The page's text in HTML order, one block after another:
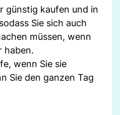
günstig kaufen und in
Sie sich auch
müssen, wenn
haben.
wenn Sie sie
Sie den ganzen Tag